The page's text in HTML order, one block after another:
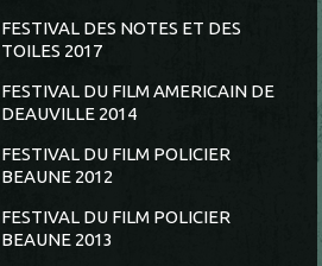
FESTIVAL DES NOTES ET DES
TOILES 2017
FESTIVAL DU FILM AMERICAIN DE
DEAUVILLE 2014
FESTIVAL DU FILM POLICIER
BEAUNE 2012
FESTIVAL DU FILM POLICIER
BEAUNE 2013